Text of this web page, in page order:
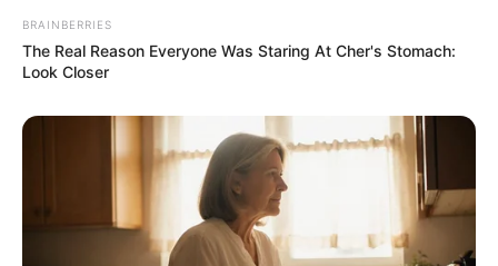
– Csak fáradt vagyok. Régóta bolyongok.
– Miért lopsz, cigány?
A lány megrázta a fejét
BRAINBERRIES
The Real Reason Everyone Was Staring At Cher's Stomach:
Look Closer